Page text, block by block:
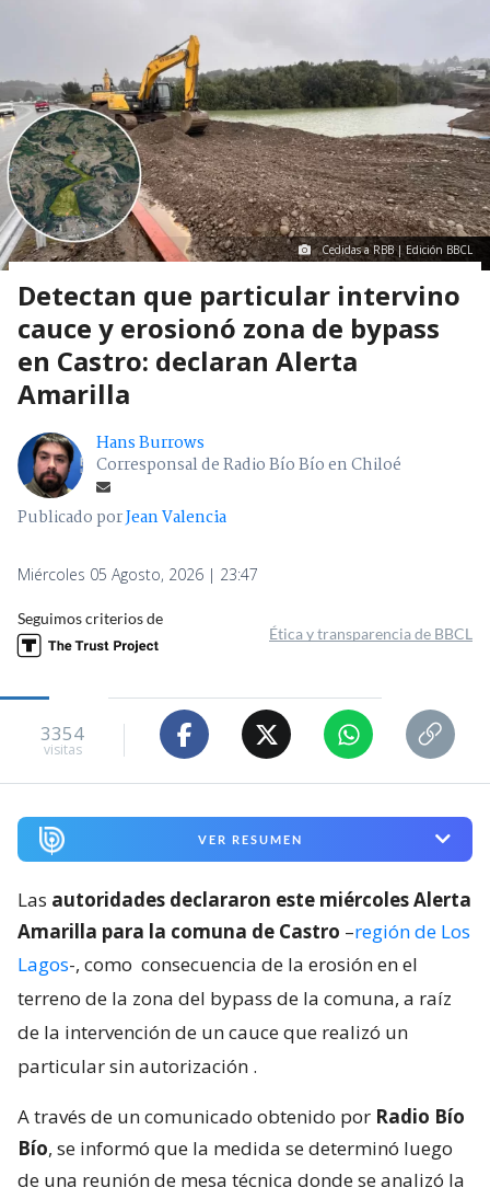
Cedidas a RBB | Edición BBCL
Detectan que particular intervino
cauce y erosionó zona de bypass
en Castro: declaran Alerta
Amarilla
Hans Burrows
Corresponsal de Radio Bío Bío en Chiloé
Publicado porJean Valencia
Miércoles 05 Agosto, 2026 | 23:47
Seguimos criterios de
Ética y transparencia de BBCL
3354
visitas
VER RESUMEN
Las autoridades declararon este miércoles Alerta
Amarilla para la comuna de Castro –región de Los
Lagos-, como consecuencia de la erosión en el
terreno de la zona del bypass de la comuna, a raíz
de la intervención de un cauce que realizó un
particular sin autorización .
A través de un comunicado obtenido por Radio Bío
Bío, se informó que la medida se determinó luego
de una reunión de mesa técnica donde se analizó la